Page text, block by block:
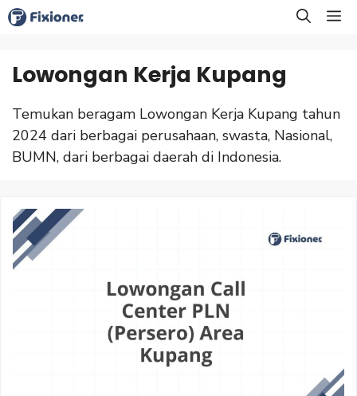
Langsung
ke
Lowongan Kerja Kupang
Temukan beragam Lowongan Kerja Kupang tahun
2024 dari berbagai perusahaan, swasta, Nasional,
BUMN, dari berbagai daerah di Indonesia.